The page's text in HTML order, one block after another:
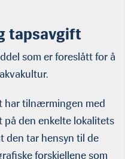
tapsavgift
som er foreslått for å
har tilnærmingen med
den enkelte lokalitets
den tar hensyn til de
forskjellene som